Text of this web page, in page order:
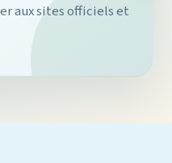
aux sites officiels et